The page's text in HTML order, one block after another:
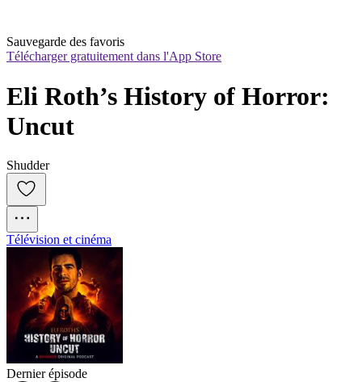
Sauvegarde des favoris
Télécharger gratuitement dans l'App Store
Eli Roth’s History of Horror:
Uncut
Shudder
Télévision et cinéma
Dernier épisode